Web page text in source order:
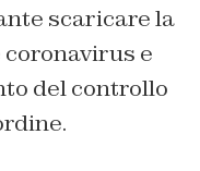
scaricare la
e
del controllo